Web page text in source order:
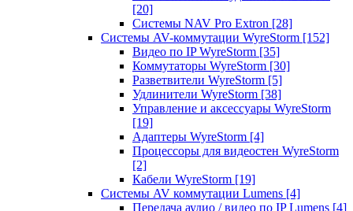
[20]
Системы NAV Pro Extron [28]
Системы AV-коммутации WyreStorm [152]
Видео по IP WyreStorm [35]
Коммутаторы WyreStorm [30]
Разветвители WyreStorm [5]
Удлинители WyreStorm [38]
Управление и аксессуары WyreStorm
[19]
Адаптеры WyreStorm [4]
Процессоры для видеостен WyreStorm
[2]
Кабели WyreStorm [19]
Системы AV коммутации Lumens [4]
Передача аудио / видео по IP Lumens [4]